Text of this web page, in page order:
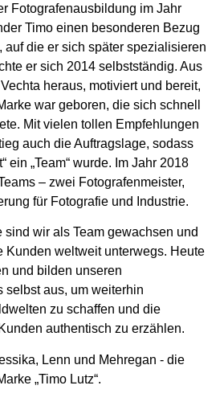
Fotografenausbildung im Jahr
Timo einen besonderen Bezug
auf die er sich später spezialisieren
er sich 2014 selbstständig. Aus
heraus, motiviert und bereit,
war geboren, die sich schnell
Mit vielen tollen Empfehlungen
auch die Auftragslage, sodass
ein „Team“ wurde. Im Jahr 2018
– zwei Fotografenmeister,
für Fotografie und Industrie.
sind wir als Team gewachsen und
Kunden weltweit unterwegs. Heute
und bilden unseren
selbst aus, um weiterhin
zu schaffen und die
authentisch zu erzählen.
Lenn und Mehregan - die
„Timo Lutz“.